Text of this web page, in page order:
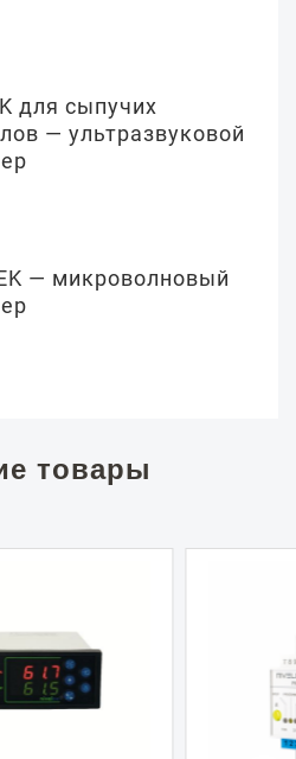
для сыпучих
— ультразвуковой
— микроволновый
товары